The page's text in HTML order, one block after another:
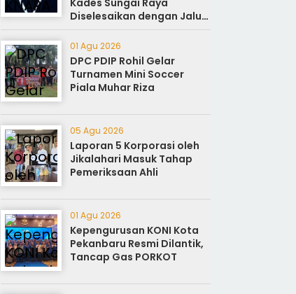
Kades Sungai Raya
Diselesaikan dengan Jalur
Reforma Agraria
01 Agu 2026
DPC PDIP Rohil Gelar
Turnamen Mini Soccer
Piala Muhar Riza
05 Agu 2026
Laporan 5 Korporasi oleh
Jikalahari Masuk Tahap
Pemeriksaan Ahli
01 Agu 2026
Kepengurusan KONI Kota
Pekanbaru Resmi Dilantik,
Tancap Gas PORKOT